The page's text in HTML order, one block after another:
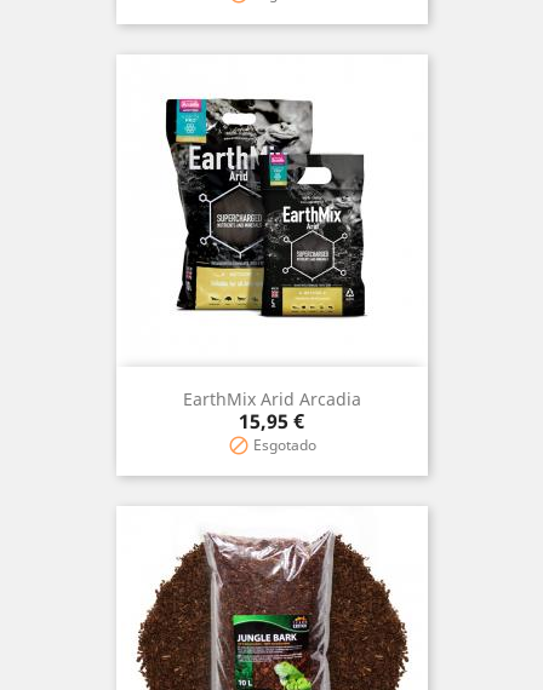
EarthMix Arid Arcadia
Precio
15,95 €
 Esgotado